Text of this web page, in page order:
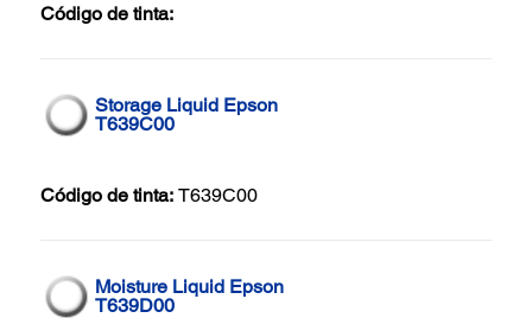
Código de tinta:
Storage Liquid Epson
T639C00
Código de tinta: T639C00
Moisture Liquid Epson
T639D00